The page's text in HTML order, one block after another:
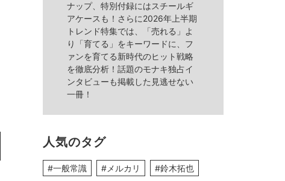
ナップ、特別付録にはスチールギ
アケースも！さらに2026年上半期
トレンド特集では、「売れる」よ
り「育てる」をキーワードに、フ
ァンを育てる新時代のヒット戦略
を徹底分析！話題のモナキ独占イ
ンタビューも掲載した見逃せない
一冊！
人気のタグ
#一般常識 #メルカリ #鈴木拓也